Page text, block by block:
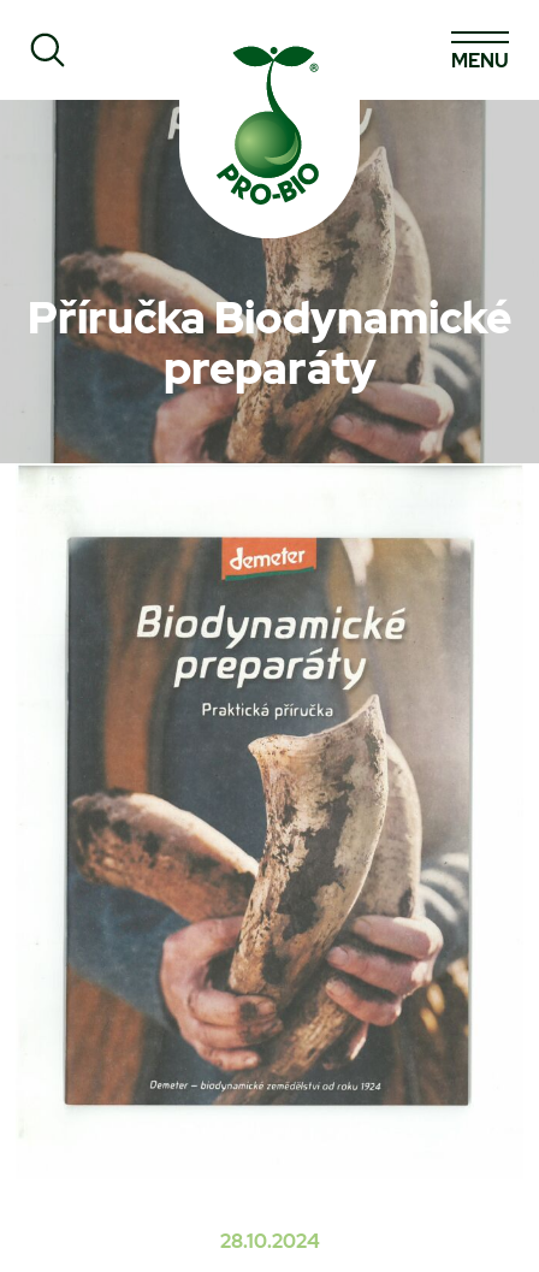
Prohledat PRO-BIO
MENU
Příručka Biodynamické
preparáty
28.10.2024